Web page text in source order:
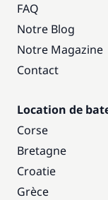
FAQ
Notre Blog
Notre Magazine
Contact
Location de
Corse
Bretagne
Croatie
Grèce